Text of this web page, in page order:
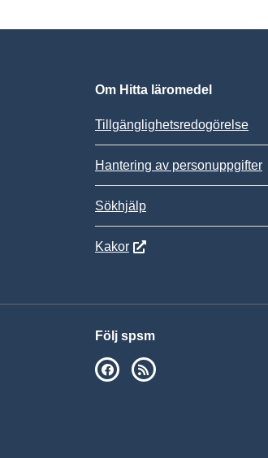
Om Hitta läromedel
Tillgänglighetsredogörelse
Hantering av personuppgifter
Sökhjälp
Kakor
Följ spsm
SPSM på Facebook